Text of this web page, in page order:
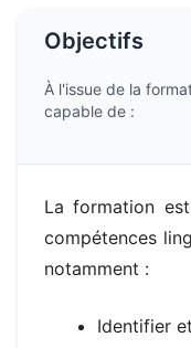
Objectifs
À l'issue de la
capable de :
La formation
compétences
notamment :
Identifier